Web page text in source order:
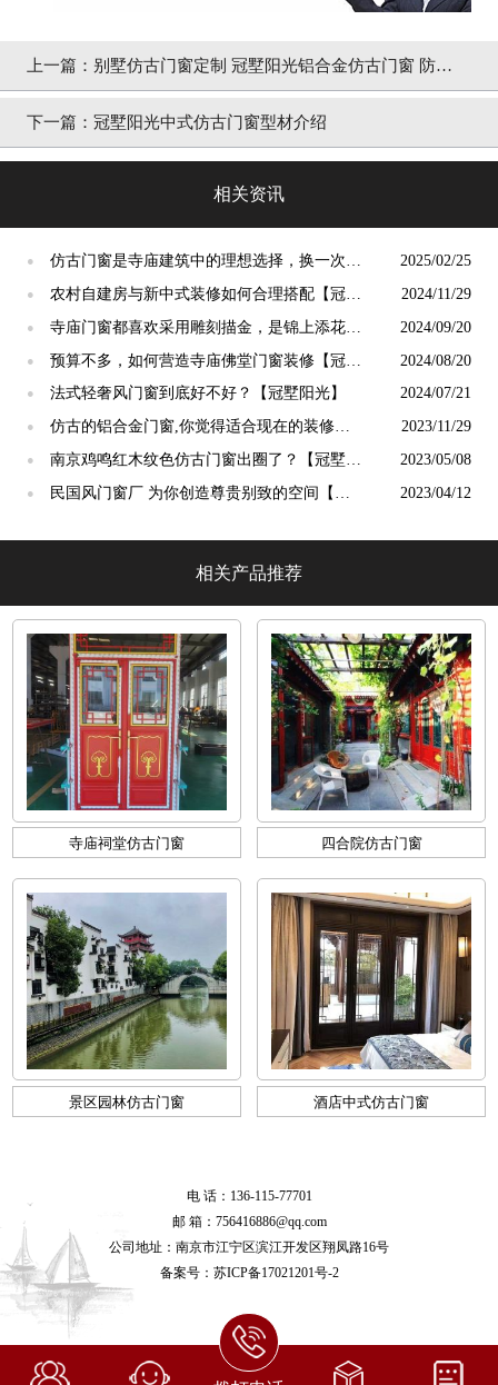
上一篇： 别墅仿古门窗定制 冠墅阳光铝合金仿古门窗 防盗
性能好
下一篇： 冠墅阳光中式仿古门窗型材介绍
相关资讯
●
仿古门窗是寺庙建筑中的理想选择，换一次用
终生【冠墅阳光】
2025/02/25
●
农村自建房与新中式装修如何合理搭配【冠墅
阳光】
2024/11/29
●
寺庙门窗都喜欢采用雕刻描金，是锦上添花
吗？【冠墅阳光】
2024/09/20
●
预算不多，如何营造寺庙佛堂门窗装修【冠墅
阳光】
2024/08/20
● 法式轻奢风门窗到底好不好？【冠墅阳光】 2024/07/21
●
仿古的铝合金门窗,你觉得适合现在的装修吗?
【冠墅阳光】
2023/11/29
●
南京鸡鸣红木纹色仿古门窗出圈了？【冠墅阳
光】
2023/05/08
●
民国风门窗厂 为你创造尊贵别致的空间【冠
2023/04/12
相关产品推荐
寺庙祠堂仿古门窗 四合院仿古门窗
景区园林仿古门窗 酒店中式仿古门窗
电 话：136-115-77701
邮 箱：756416886@qq.com
公司地址：南京市江宁区滨江开发区翔凤路16号
备案号： 苏ICP备17021201号-2